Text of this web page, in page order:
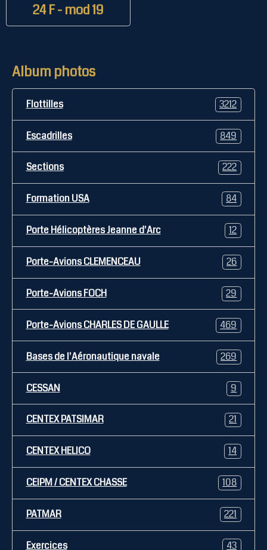
24 F - mod 19
Album photos
Flottilles 3212
Escadrilles 849
Sections 222
Formation USA 84
Porte Hélicoptères Jeanne d'Arc 12
Porte-Avions CLEMENCEAU 26
Porte-Avions FOCH 29
Porte-Avions CHARLES DE GAULLE 469
Bases de l'Aéronautique navale 269
CESSAN 9
CENTEX PATSIMAR 21
CENTEX HELICO 14
CEIPM / CENTEX CHASSE 108
PATMAR 221
Exercices 43